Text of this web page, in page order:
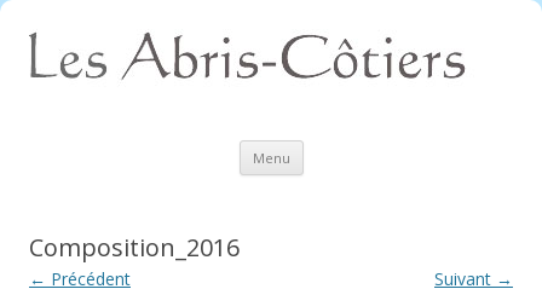
Menu Aller
contenu
Composition_2016
← Précédent Suivant →